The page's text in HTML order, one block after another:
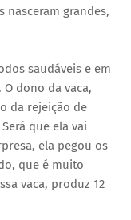
nasceram grandes,
saudáveis e em
dono da vaca,
da rejeição de
que ela vai
ela pegou os
que é muito
vaca, produz 12